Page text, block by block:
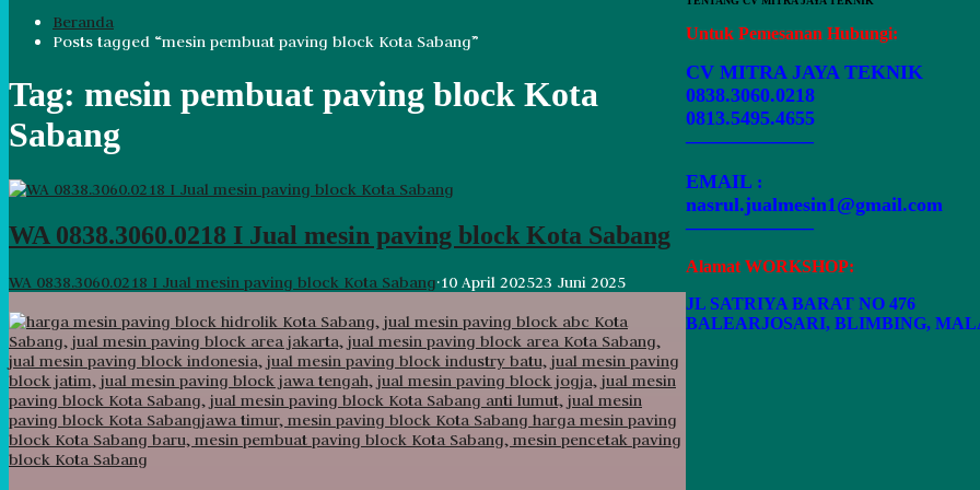
Beranda
Posts tagged “mesin pembuat paving block Kota Sabang”
Tag: mesin pembuat paving block Kota
Sabang
WA 0838.3060.0218 I Jual mesin paving block Kota Sabang
WA 0838.3060.0218 I Jual mesin paving block Kota Sabang·10 April 202523 Juni 2025
Untuk Pemesanan Hubungi:
CV MITRA JAYA TEKNIK
0838.3060.0218
0813.5495.4655
——————–
EMAIL :
nasrul.jualmesin1@gmail.com
——————–
Alamat WORKSHOP:
JL SATRIYA BARAT NO 476
BALEARJOSARI, BLIMBING,